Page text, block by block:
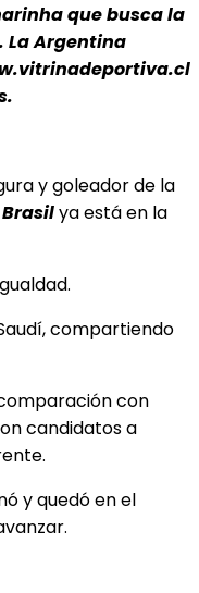
que busca la
La Argentina
y goleador de la
Brasilya está en la
compartiendo
con
candidatos a
y quedó en el